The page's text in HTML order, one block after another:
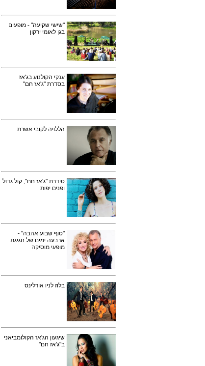
"שישי שקיעה" - מופעים
בגן לאומי ירקון
ענקי הקולנוע בג'אז
בסדרת "ג'אז חם"
הללויה לקובי אשרת
סידרת "ג'אז חם", קול גדול
ופנים יפות
"סוף שבוע אהבה" -
ארבעה ימים של חגיגת
מופעי מוסיקה
בלוז לניו אורלינס
שיגעון הג'אז הקולומביאני
ב"ג'אז חם"